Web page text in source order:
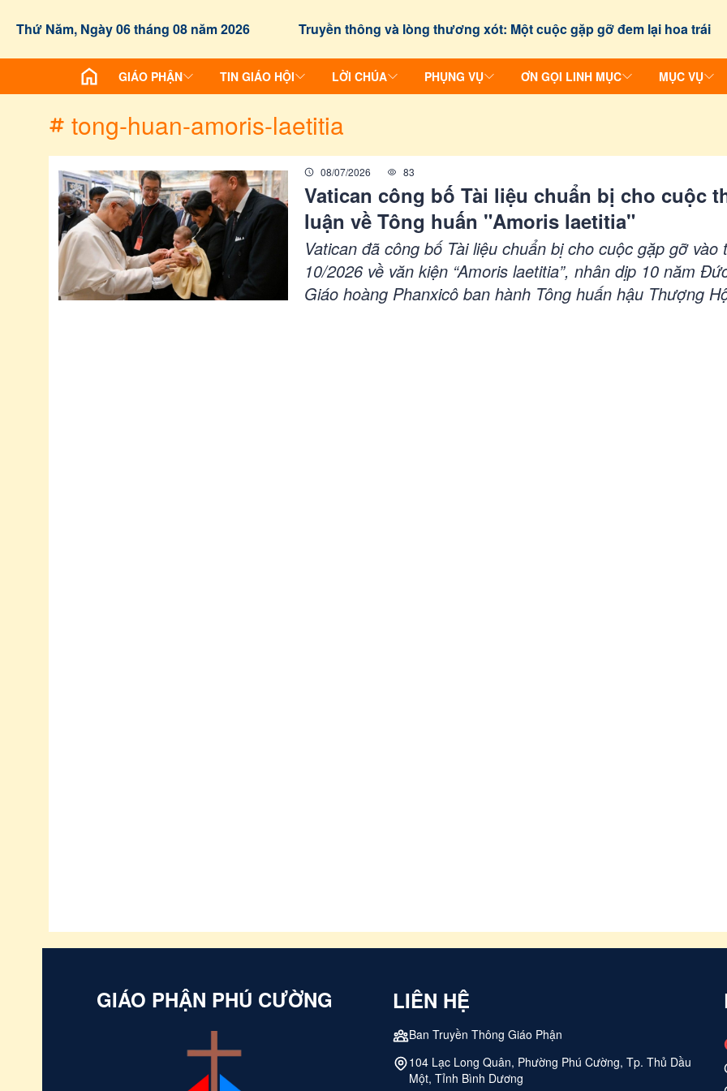
Thứ Năm, Ngày 06 tháng 08 năm 2026 Truyền thông và lòng thương xót: Một cuộc gặp gỡ đem lại hoa trái
GIÁO PHẬN TIN GIÁO HỘI LỜI CHÚA PHỤNG VỤ ƠN GỌI LINH MỤC MỤC VỤ
tong-huan-amoris-laetitia
08/07/2026 83
Vatican công bố Tài liệu chuẩn bị cho cuộc
luận về Tông huấn "Amoris laetitia"
Vatican đã công bố Tài liệu chuẩn bị cho cuộc gặp gỡ vào
10/2026 về văn kiện “Amoris laetitia”, nhân dịp 10 năm
Giáo hoàng Phanxicô ban hành Tông huấn hậu Thượng
GIÁO PHẬN PHÚ CƯỜNG LIÊN HỆ
Ban Truyền Thông Giáo Phận
104 Lạc Long Quân, Phường Phú Cường, Tp. Thủ Dầu
Một, Tỉnh Bình Dương